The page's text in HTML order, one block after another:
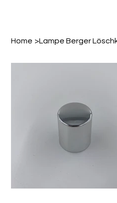
Home >Lampe Berger